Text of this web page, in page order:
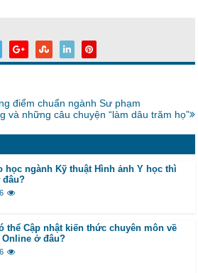
điểm chuẩn ngành Sư phạm
và những câu chuyện “làm dâu trăm họ”
học ngành Kỹ thuật Hình ảnh Y học thì
đâu?
thể Cập nhật kiến thức chuyên môn về
Online ở đâu?